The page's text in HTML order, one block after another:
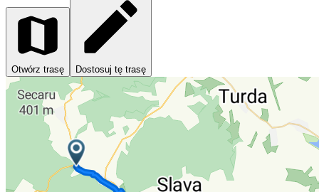
Otwórz trasę Dostosuj tę trasę